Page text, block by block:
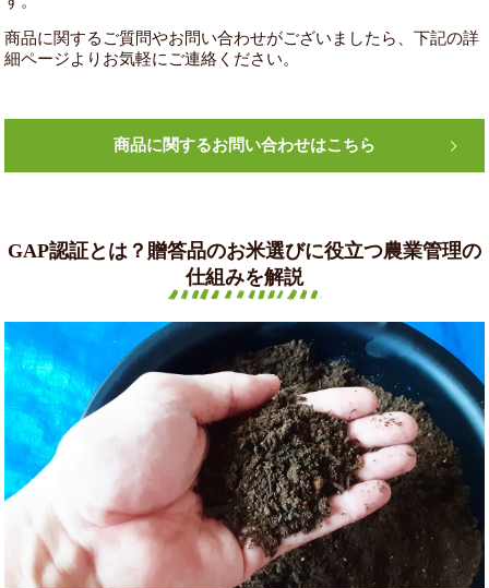
商品に関するご質問やお問い合わせがございましたら、下記の詳
細ページよりお気軽にご連絡ください。
商品に関するお問い合わせはこちら
GAP認証とは？贈答品のお米選びに役立つ農業管理の
仕組みを解説